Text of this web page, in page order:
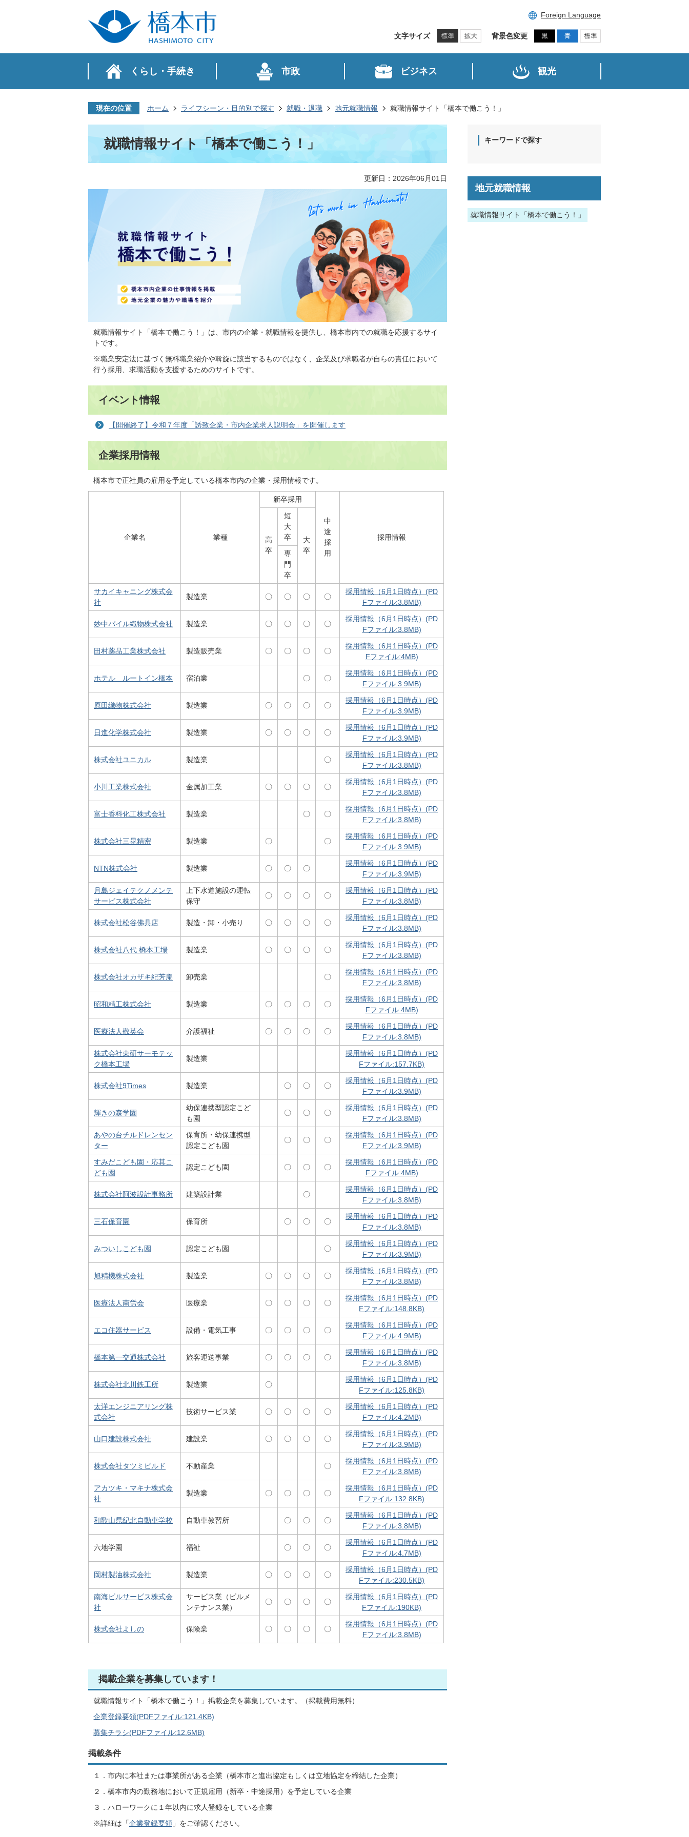
Foreign Language
文字サイズ 背景色変更
くらし・手続き 市政 ビジネス 観光
現在の位置 ホーム ライフシーン・目的別で探す 就職・退職 地元就職情報 就職情報サイト「橋本で働こう！」
就職情報サイト「橋本で働こう！」
更新日：2026年06月01日
就職情報サイト「橋本で働こう！」は、市内の企業・就職情報を提供し、橋本市内での就職を応援するサイ
トです。
※職業安定法に基づく無料職業紹介や斡旋に該当するものではなく、企業及び求職者が自らの責任において
行う採用、求職活動を支援するためのサイトです。
イベント情報
【開催終了】令和７年度「誘致企業・市内企業求人説明会」を開催します
企業採用情報
橋本市で正社員の雇用を予定している橋本市内の企業・採用情報です。
企業名 業種
新卒採用
中
途
採
用
採用情報
高
卒
短
大
卒
大
卒
専
門
卒
サカイキャニング株式会
社
製造業 〇 〇 〇 〇
採用情報（6月1日時点）(PD
Fファイル:3.8MB)
妙中パイル織物株式会社 製造業 〇 〇 〇 〇
採用情報（6月1日時点）(PD
Fファイル:3.8MB)
田村薬品工業株式会社 製造販売業 〇 〇 〇 〇
採用情報（6月1日時点）(PD
Fファイル:4MB)
ホテル ルートイン橋本 宿泊業 〇 〇
採用情報（6月1日時点）(PD
Fファイル:3.9MB)
原田織物株式会社 製造業 〇 〇 〇 〇
採用情報（6月1日時点）(PD
Fファイル:3.9MB)
日進化学株式会社 製造業 〇 〇 〇 〇
採用情報（6月1日時点）(PD
Fファイル:3.9MB)
株式会社ユニカル 製造業 〇
採用情報（6月1日時点）(PD
Fファイル:3.8MB)
小川工業株式会社 金属加工業 〇 〇 〇 〇
採用情報（6月1日時点）(PD
Fファイル:3.8MB)
富士香料化工株式会社 製造業 〇 〇
採用情報（6月1日時点）(PD
Fファイル:3.8MB)
株式会社三晃精密 製造業 〇 〇
採用情報（6月1日時点）(PD
Fファイル:3.9MB)
NTN株式会社 製造業 〇 〇 〇
採用情報（6月1日時点）(PD
Fファイル:3.9MB)
月島ジェイテクノメンテ
サービス株式会社
上下水道施設の運転
保守
〇 〇 〇 〇
採用情報（6月1日時点）(PD
Fファイル:3.8MB)
株式会社松谷佛具店 製造・卸・小売り 〇 〇 〇 〇
採用情報（6月1日時点）(PD
Fファイル:3.8MB)
株式会社八代 橋本工場 製造業 〇 〇 〇 〇
採用情報（6月1日時点）(PD
Fファイル:3.8MB)
株式会社オカザキ紀芳庵 卸売業 〇
採用情報（6月1日時点）(PD
Fファイル:3.8MB)
昭和精工株式会社 製造業 〇 〇 〇 〇
採用情報（6月1日時点）(PD
Fファイル:4MB)
医療法人敬英会 介護福祉 〇 〇 〇 〇
採用情報（6月1日時点）(PD
Fファイル:3.8MB)
株式会社東研サーモテッ
ク橋本工場
製造業
採用情報（6月1日時点）(PD
Fファイル:157.7KB)
株式会社9Times 製造業 〇 〇 〇
採用情報（6月1日時点）(PD
Fファイル:3.9MB)
輝きの森学園
幼保連携型認定こど
も園
〇 〇 〇
採用情報（6月1日時点）(PD
Fファイル:3.8MB)
あやの台チルドレンセン
ター
保育所・幼保連携型
認定こども園
〇 〇 〇
採用情報（6月1日時点）(PD
Fファイル:3.9MB)
すみだこども園・応其こ
ども園
認定こども園 〇 〇 〇
採用情報（6月1日時点）(PD
Fファイル:4MB)
株式会社阿波設計事務所 建築設計業 〇
採用情報（6月1日時点）(PD
Fファイル:3.8MB)
三石保育園 保育所 〇 〇 〇
採用情報（6月1日時点）(PD
Fファイル:3.8MB)
みついしこども園 認定こども園 〇
採用情報（6月1日時点）(PD
Fファイル:3.9MB)
旭精機株式会社 製造業 〇 〇 〇 〇
採用情報（6月1日時点）(PD
Fファイル:3.8MB)
医療法人南労会 医療業 〇 〇 〇 〇
採用情報（6月1日時点）(PD
Fファイル:148.8KB)
エコ住器サービス 設備・電気工事 〇 〇 〇 〇
採用情報（6月1日時点）(PD
Fファイル:4.9MB)
橋本第一交通株式会社 旅客運送事業 〇 〇 〇 〇
採用情報（6月1日時点）(PD
Fファイル:3.8MB)
株式会社北川鉄工所 製造業 〇
採用情報（6月1日時点）(PD
Fファイル:125.8KB)
太洋エンジニアリング株
式会社
技術サービス業 〇 〇 〇 〇
採用情報（6月1日時点）(PD
Fファイル:4.2MB)
山口建設株式会社 建設業 〇 〇 〇 〇
採用情報（6月1日時点）(PD
Fファイル:3.9MB)
株式会社タツミビルド 不動産業 〇
採用情報（6月1日時点）(PD
Fファイル:3.8MB)
アカツキ・マキナ株式会
社
製造業 〇 〇 〇 〇
採用情報（6月1日時点）(PD
Fファイル:132.8KB)
和歌山県紀北自動車学校 自動車教習所 〇 〇 〇
採用情報（6月1日時点）(PD
Fファイル:3.8MB)
六地学園 福祉 〇 〇 〇
採用情報（6月1日時点）(PD
Fファイル:4.7MB)
岡村製油株式会社 製造業 〇 〇 〇 〇
採用情報（6月1日時点）(PD
Fファイル:230.5KB)
南海ビルサービス株式会
社
サービス業（ビルメ
ンテナンス業）
〇 〇 〇 〇
採用情報（6月1日時点）(PD
Fファイル:190KB)
株式会社よしの 保険業 〇 〇 〇 〇
採用情報（6月1日時点）(PD
Fファイル:3.8MB)
掲載企業を募集しています！
就職情報サイト「橋本で働こう！」掲載企業を募集しています。（掲載費用無料）
企業登録要領(PDFファイル:121.4KB)
募集チラシ(PDFファイル:12.6MB)
掲載条件
１．市内に本社または事業所がある企業（橋本市と進出協定もしくは立地協定を締結した企業）
２．橋本市内の勤務地において正規雇用（新卒・中途採用）を予定している企業
３．ハローワークに１年以内に求人登録をしている企業
※詳細は「企業登録要領 」をご確認ください。
キーワードで探す
地元就職情報
就職情報サイト「橋本で働こう！」